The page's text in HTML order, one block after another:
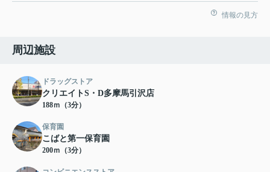
情報の見方
周辺施設
ドラッグストア
クリエイトS・D多摩馬引沢店
188ｍ（3分）
保育園
こばと第一保育園
200ｍ（3分）